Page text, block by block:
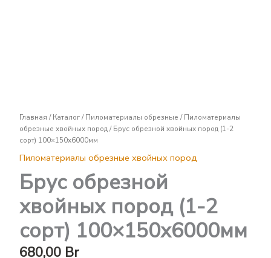
Главная /Каталог/Пиломатериалы обрезные /Пиломатериалы
обрезные хвойных пород/ Брус обрезной хвойных пород (1-2
сорт) 100×150х6000мм
Пиломатериалы обрезные хвойных пород
Брус обрезной
хвойных пород (1-2
сорт) 100×150х6000мм
680,00 Br